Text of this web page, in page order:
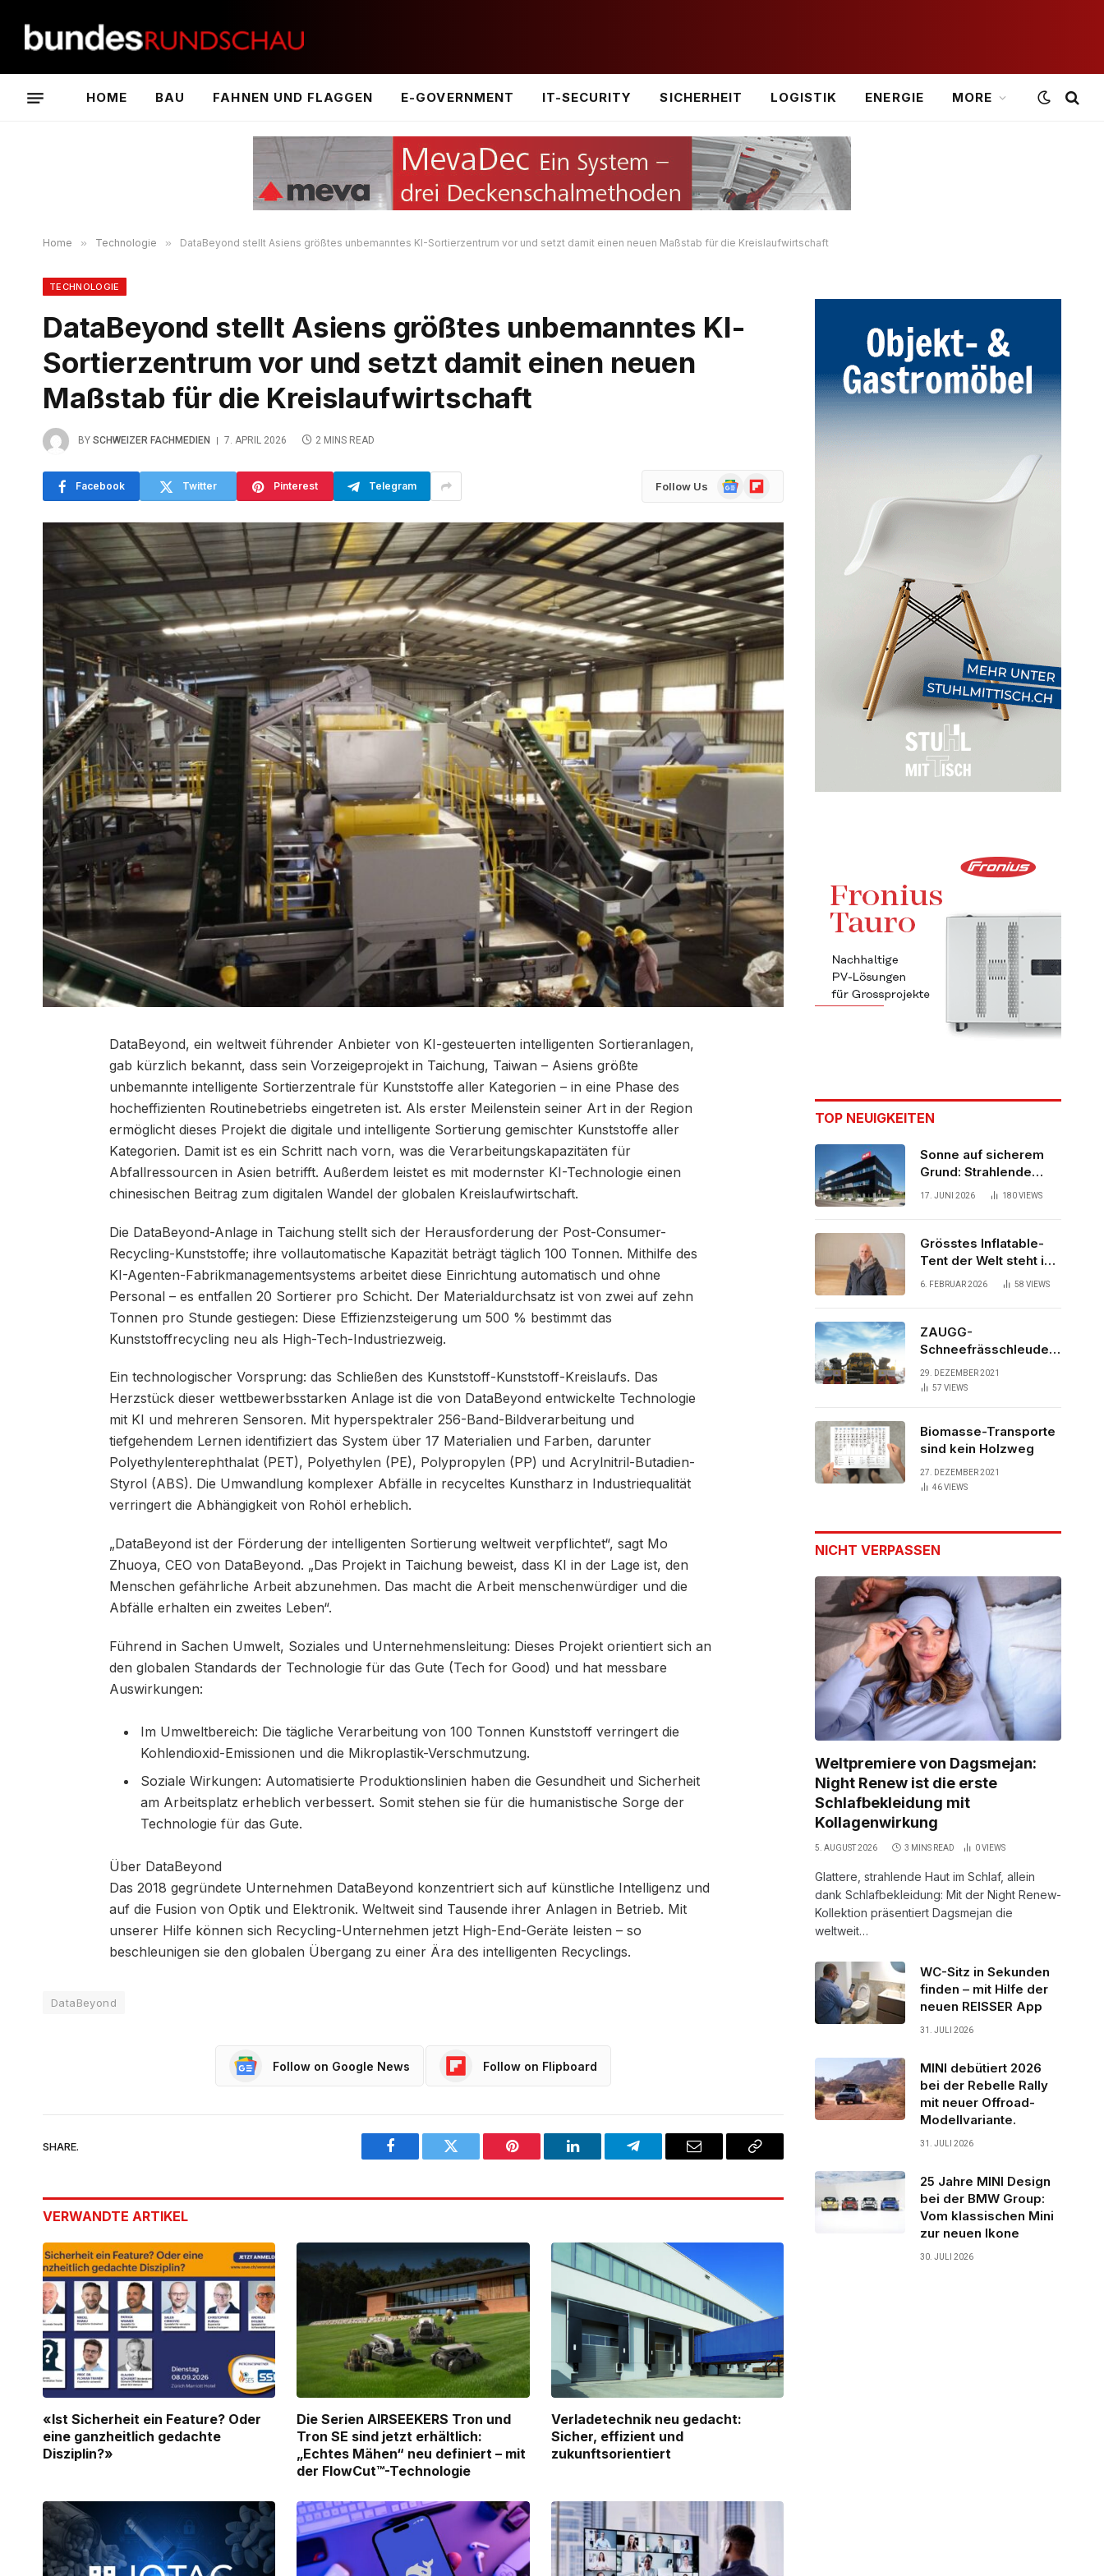
HOME BAU FAHNEN UND FLAGGEN E-GOVERNMENT IT-SECURITY SICHERHEIT LOGISTIK ENERGIE MORE
Home » Technologie » DataBeyond stellt Asiens größtes unbemanntes KI-Sortierzentrum vor und setzt damit einen neuen Maßstab für die Kreislaufwirtschaft
TECHNOLOGIE
DataBeyond stellt Asiens größtes unbemanntes KI-
Sortierzentrum vor und setzt damit einen neuen
Maßstab für die Kreislaufwirtschaft
BY SCHWEIZER FACHMEDIEN 7. APRIL 2026 2 MINS READ
Facebook Twitter Pinterest Telegram Follow Us
GoogleFlipboard
DataBeyond, ein weltweit führender Anbieter von KI-gesteuerten intelligenten Sortieranlagen,
gab kürzlich bekannt, dass sein Vorzeigeprojekt in Taichung, Taiwan – Asiens größte
unbemannte intelligente Sortierzentrale für Kunststoffe aller Kategorien – in eine Phase des
hocheffizienten Routinebetriebs eingetreten ist. Als erster Meilenstein seiner Art in der Region
ermöglicht dieses Projekt die digitale und intelligente Sortierung gemischter Kunststoffe aller
Kategorien. Damit ist es ein Schritt nach vorn, was die Verarbeitungskapazitäten für
Abfallressourcen in Asien betrifft. Außerdem leistet es mit modernster KI-Technologie einen
chinesischen Beitrag zum digitalen Wandel der globalen Kreislaufwirtschaft.
Die DataBeyond-Anlage in Taichung stellt sich der Herausforderung der Post-Consumer-
Recycling-Kunststoffe; ihre vollautomatische Kapazität beträgt täglich 100 Tonnen. Mithilfe des
KI-Agenten-Fabrikmanagementsystems arbeitet diese Einrichtung automatisch und ohne
Personal – es entfallen 20 Sortierer pro Schicht. Der Materialdurchsatz ist von zwei auf zehn
Tonnen pro Stunde gestiegen: Diese Effizienzsteigerung um 500 % bestimmt das
Kunststoffrecycling neu als High-Tech-Industriezweig.
Ein technologischer Vorsprung: das Schließen des Kunststoff-Kunststoff-Kreislaufs. Das
Herzstück dieser wettbewerbsstarken Anlage ist die von DataBeyond entwickelte Technologie
mit KI und mehreren Sensoren. Mit hyperspektraler 256-Band-Bildverarbeitung und
tiefgehendem Lernen identifiziert das System über 17 Materialien und Farben, darunter
Polyethylenterephthalat (PET), Polyethylen (PE), Polypropylen (PP) und Acrylnitril-Butadien-
Styrol (ABS). Die Umwandlung komplexer Abfälle in recyceltes Kunstharz in Industriequalität
verringert die Abhängigkeit von Rohöl erheblich.
„DataBeyond ist der Förderung der intelligenten Sortierung weltweit verpflichtet“, sagt Mo
Zhuoya, CEO von DataBeyond. „Das Projekt in Taichung beweist, dass KI in der Lage ist, den
Menschen gefährliche Arbeit abzunehmen. Das macht die Arbeit menschenwürdiger und die
Abfälle erhalten ein zweites Leben“.
Führend in Sachen Umwelt, Soziales und Unternehmensleitung: Dieses Projekt orientiert sich an
den globalen Standards der Technologie für das Gute (Tech for Good) und hat messbare
Auswirkungen:
Im Umweltbereich: Die tägliche Verarbeitung von 100 Tonnen Kunststoff verringert die
Kohlendioxid-Emissionen und die Mikroplastik-Verschmutzung.
Soziale Wirkungen: Automatisierte Produktionslinien haben die Gesundheit und Sicherheit
am Arbeitsplatz erheblich verbessert. Somit stehen sie für die humanistische Sorge der
Technologie für das Gute.
Über DataBeyond
Das 2018 gegründete Unternehmen DataBeyond konzentriert sich auf künstliche Intelligenz und
auf die Fusion von Optik und Elektronik. Weltweit sind Tausende ihrer Anlagen in Betrieb. Mit
unserer Hilfe können sich Recycling-Unternehmen jetzt High-End-Geräte leisten – so
beschleunigen sie den globalen Übergang zu einer Ära des intelligenten Recyclings.
DataBeyond
Follow on Google News Follow on Flipboard
SHARE.
Facebook Twitter Pinterest LinkedIn Telegram Email
Copy
VERWANDTE ARTIKEL
«Ist Sicherheit ein Feature? Oder
eine ganzheitlich gedachte
Disziplin?»
Die Serien AIRSEEKERS Tron und
Tron SE sind jetzt erhältlich:
„Echtes Mähen“ neu definiert – mit
der FlowCut™-Technologie
Verladetechnik neu gedacht:
Sicher, effizient und
zukunftsorientiert
TOP NEUIGKEITEN
Sonne auf sicherem
Grund: Strahlende
Aussichten für neues
17. JUNI 2026 180VIEWS
Grösstes Inflatable-
Tent der Welt steht in
der Schweiz
6. FEBRUAR 2026 58 VIEWS
ZAUGG-
Schneefrässchleuder
ZRR10000M räumt den
Schnee auf
29. DEZEMBER 2021
57 VIEWS
Biomasse-Transporte
sind kein Holzweg
27. DEZEMBER 2021
46VIEWS
NICHT VERPASSEN
Weltpremiere von Dagsmejan:
Night Renew ist die erste
Schlafbekleidung mit
Kollagenwirkung
5. AUGUST 2026 3 MINS READ 0VIEWS
Glattere, strahlende Haut im Schlaf, allein
dank Schlafbekleidung: Mit der Night Renew-
Kollektion präsentiert Dagsmejan die
weltweit…
WC-Sitz in Sekunden
finden – mit Hilfe der
neuen REISSER App
31. JULI 2026
MINI debütiert 2026
bei der Rebelle Rally
mit neuer Offroad-
Modellvariante.
31. JULI 2026
25 Jahre MINI Design
bei der BMW Group:
Vom klassischen Mini
zur neuen Ikone
30. JULI 2026